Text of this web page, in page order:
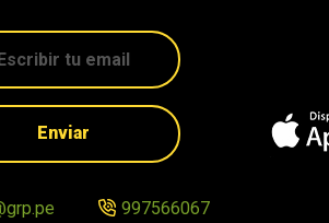
Enviar
997566067